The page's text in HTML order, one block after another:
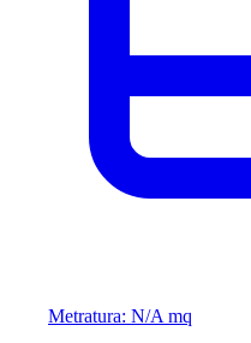
Metratura: N/A mq